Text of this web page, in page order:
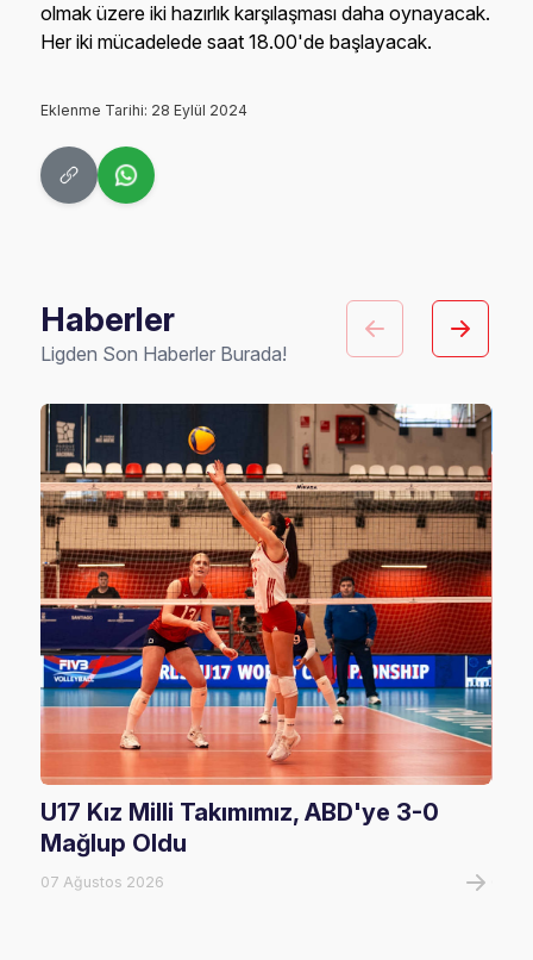
olmak üzere iki hazırlık karşılaşması daha oynayacak.
Her iki mücadelede saat 18.00'de başlayacak.
Eklenme Tarihi: 28 Eylül 2024
Haberler
Ligden Son Haberler Burada!
U17 Kız Milli Takımımız, ABD'ye 3-0
Mağlup Oldu
07 Ağustos 2026